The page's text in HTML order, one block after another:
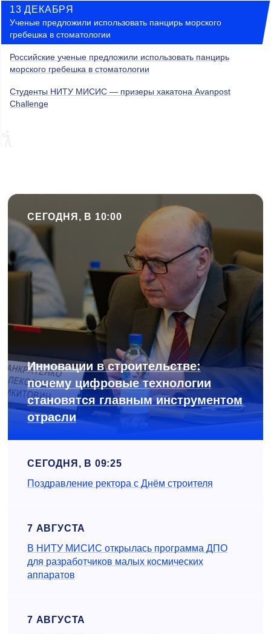
13 ДЕКАБРЯ
Ученые предложили использовать панцирь морского
гребешка в стоматологии
Российские ученые предложили использовать панцирь
морского гребешка в стоматологии
Студенты НИТУ МИСИС — призеры хакатона Avanpost
Challenge
СЕГОДНЯ, В 10:00
Инновации в строительстве:
почему цифровые технологии
становятся главным инструментом
отрасли
СЕГОДНЯ, В 09:25
Поздравление ректора с Днём строителя
7 АВГУСТА
В НИТУ МИСИС открылась программа ДПО
для разработчиков малых космических
аппаратов
7 АВГУСТА